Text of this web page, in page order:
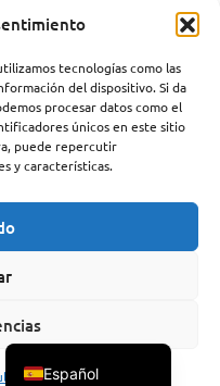
tecnologías como las
del dispositivo. Si da
procesar datos como el
únicos en este sitio
puede repercutir
y características.
82, 2650 Hvidovre,
|
Español
Norsk bokmål
Português
Polski